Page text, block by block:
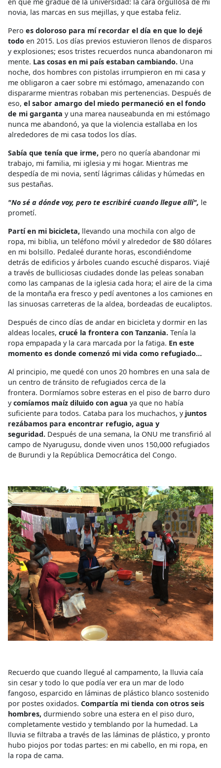
novia, las marcas en sus mejillas, y que estaba feliz.
Pero es doloroso para mí recordar el día en que lo dejé
todo en 2015. Los días previos estuvieron llenos de disparos
y explosiones; esos tristes recuerdos nunca abandonaron mi
mente. Las cosas en mi país estaban cambiando. Una
noche, dos hombres con pistolas irrumpieron en mi casa y
me obligaron a caer sobre mi estómago, amenazando con
dispararme mientras robaban mis pertenencias. Después de
eso, el sabor amargo del miedo permaneció en el fondo
de mi garganta y una marea nauseabunda en mi estómago
nunca me abandonó, ya que la violencia estallaba en los
alrededores de mi casa todos los días.
Sabía que tenía que irme, pero no quería abandonar mi
trabajo, mi familia, mi iglesia y mi hogar. Mientras me
despedía de mi novia, sentí lágrimas cálidas y húmedas en
sus pestañas.
"No sé a dónde voy, pero te escribiré cuando llegue allí", le
prometí.
Partí en mi bicicleta, llevando una mochila con algo de
ropa, mi biblia, un teléfono móvil y alrededor de $80 dólares
en mi bolsillo. Pedaleé durante horas, escondiéndome
detrás de edificios y árboles cuando escuché disparos. Viajé
a través de bulliciosas ciudades donde las peleas sonaban
como las campanas de la iglesia cada hora; el aire de la cima
de la montaña era fresco y pedí aventones a los camiones en
las sinuosas carreteras de la aldea, bordeadas de eucaliptos.
Después de cinco días de andar en bicicleta y dormir en las
aldeas locales, crucé la frontera con Tanzania. Tenía la
ropa empapada y la cara marcada por la fatiga. En este
momento es donde comenzó mi vida como refugiado…
Al principio, me quedé con unos 20 hombres en una sala de
un centro de tránsito de refugiados cerca de la
frontera. Dormíamos sobre esteras en el piso de barro duro
ycomíamos maíz diluido con agua ya que no había
suficiente para todos. Cataba para los muchachos, y juntos
rezábamos para encontrar refugio, agua y
seguridad. Después de una semana, la ONU me transfirió al
campo de Nyarugusu, donde viven unos 150,000 refugiados
de Burundi y la República Democrática del Congo.
Recuerdo que cuando llegué al campamento, la lluvia caía
sin cesar y todo lo que podía ver era un mar de lodo
fangoso, esparcido en láminas de plástico blanco sostenido
por postes oxidados. Compartía mi tienda con otros seis
hombres, durmiendo sobre una estera en el piso duro,
completamente vestido y temblando por la humedad. La
lluvia se filtraba a través de las láminas de plástico, y pronto
hubo piojos por todas partes: en mi cabello, en mi ropa, en
la ropa de cama.